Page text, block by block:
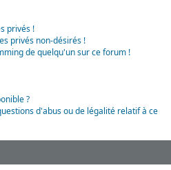
privés !
privés non-désirés !
de quelqu'un sur ce forum !
?
d'abus ou de légalité relatif à ce